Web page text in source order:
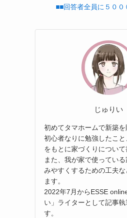
■■回答者全員に５００
じゅりい
初めてタマホームで新築を
初心者なりに勉強したこと
をもとに家づくりについて
また、我が家で使ってい
みやすくするための工夫
ます。
2022年7月からESSE
い」ライターとして記事執
す。